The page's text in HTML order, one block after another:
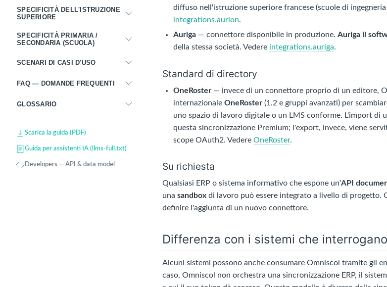
SPECIFICITÀ DELL'ISTRUZIONE
SUPERIORE
SPECIFICITÀ PRIMARIA /
SECONDARIA (SCUOLA)
SCENARI DI CASI D'USO
FAQ — DOMANDE FREQUENTI
GLOSSARIO
Scarica la guida (PDF)
Guida per assistenti IA (llms-full.txt)
Developers — API & data model
diffuso nell'istruzione superiore francese (scuole di
integrations.aurion.
Auriga — connettore disponibile in produzione.Auriga il
della stessa società. Vedere integrations.auriga.
Standard di directory
OneRoster — invece di un connettore proprio di un editore,
internazionaleOneRoster (1.2 e gruppi avanzati) per
uno spazio di lavoro digitale o un LMS conforme. L'import di
questa sincronizzazione Premium; l'export, invece, viene
scope OAuth2. VedereOneRoster.
Su richiesta
Qualsiasi ERP o sistema informativo che espone un'API
una sandbox di lavoro può essere integrato a livello di
definire l'aggiunta di un nuovo connettore.
Differenza con i sistemi che
Alcuni sistemi possono anche consumare Omniscol tramite gli
caso, Omniscol non orchestra una sincronizzazione ERP, il